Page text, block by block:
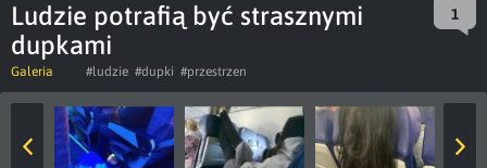
Ludzie potrafią być strasznymi
dupkami
1
Galeria #ludzie #dupki #przestrzen